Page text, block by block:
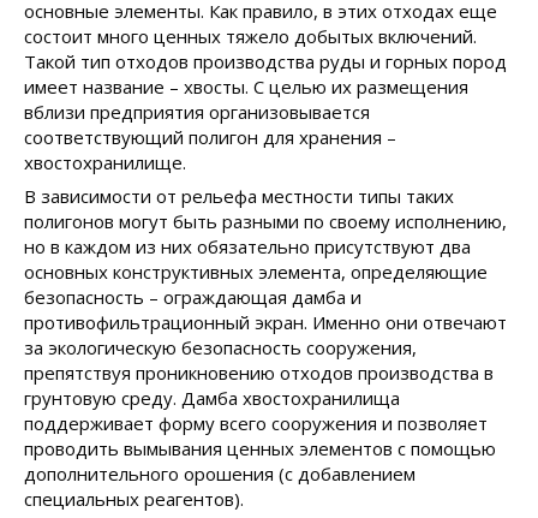
основные элементы. Как правило, в этих отходах еще
состоит много ценных тяжело добытых включений.
Такой тип отходов производства руды и горных пород
имеет название – хвосты. С целью их размещения
вблизи предприятия организовывается
соответствующий полигон для хранения –
хвостохранилище.
В зависимости от рельефа местности типы таких
полигонов могут быть разными по своему исполнению,
но в каждом из них обязательно присутствуют два
основных конструктивных элемента, определяющие
безопасность – ограждающая дамба и
противофильтрационный экран. Именно они отвечают
за экологическую безопасность сооружения,
препятствуя проникновению отходов производства в
грунтовую среду. Дамба хвостохранилища
поддерживает форму всего сооружения и позволяет
проводить вымывания ценных элементов с помощью
дополнительного орошения (с добавлением
специальных реагентов).